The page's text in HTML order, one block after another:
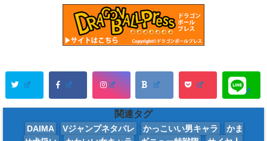
関連タグ
DAIMA Vジャンプネタバレ かっこいい男キャラ
かま